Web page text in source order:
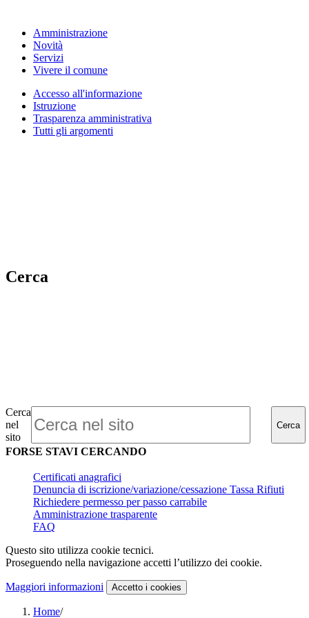
Amministrazione
Novità
Servizi
Vivere il comune
Accesso all'informazione
Istruzione
Trasparenza amministrativa
Tutti gli argomenti
Cerca
Cerca
nel
sito
Cerca
FORSE STAVI CERCANDO
Certificati anagrafici
Denuncia di iscrizione/variazione/cessazione Tassa Rifiuti
Richiedere permesso per passo carrabile
Amministrazione trasparente
FAQ
Questo sito utilizza cookie tecnici.
Proseguendo nella navigazione accetti l’utilizzo dei cookie.
Maggiori informazioni Accetto i cookies
Home/